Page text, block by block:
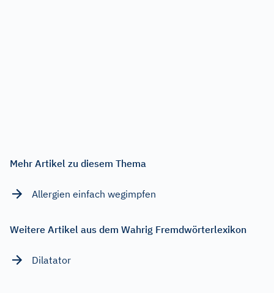
Mehr Artikel zu diesem Thema
Allergien einfach wegimpfen
Weitere Artikel aus dem Wahrig Fremdwörterlexikon
Dilatator